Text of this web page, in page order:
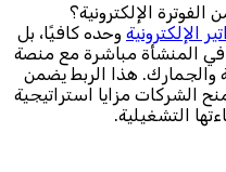
الإلكترونية؟
الإلكترونية وحده كافيًا، بل
في المنشأة مباشرة مع منصة
والجمارك. هذا الربط يضمن
الشركات مزايا استراتيجية
التشغيلية.